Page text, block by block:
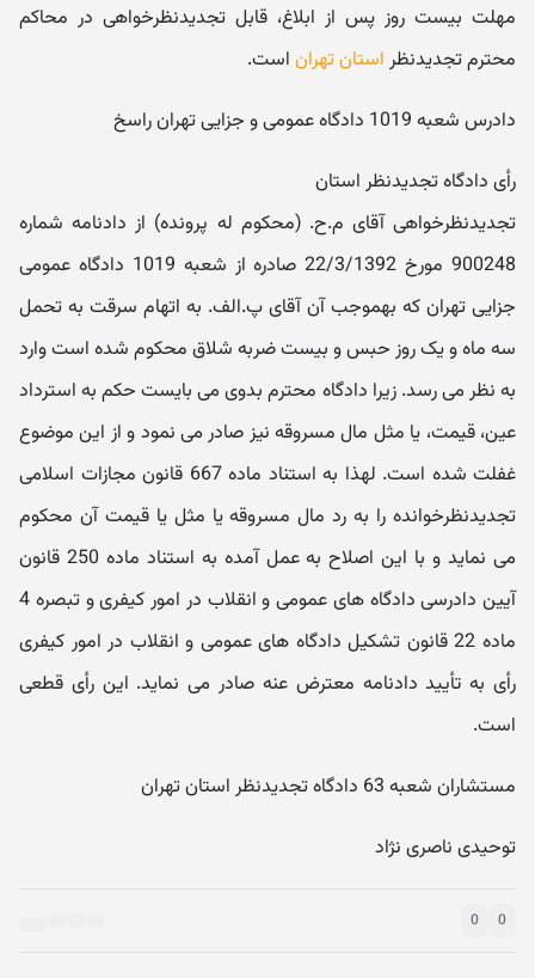
مهلت بیست روز پس از ابلاغ، قابل تجدیدنظرخواهی در محاکم
محترم تجدیدنظر استان تهران است.
دادرس شعبه 1019 دادگاه عمومی و جزایی تهران راسخ
رأی دادگاه تجدیدنظر استان
تجدیدنظرخواهی آقای م.ح. (محکوم له پرونده) از دادنامه شماره
900248 مورخ 22/3/1392 صادره از شعبه 1019 دادگاه عمومی
جزایی تهران که بهموجب آن آقای پ.الف. به اتهام سرقت به تحمل
سه ماه و یک روز حبس و بیست ضربه شلاق محکوم شده است وارد
به نظر می رسد. زیرا دادگاه محترم بدوی می بایست حکم به استرداد
عین، قیمت، یا مثل مال مسروقه نیز صادر می نمود و از این موضوع
غفلت شده است. لهذا به استناد ماده 667 قانون مجازات اسلامی
تجدیدنظرخوانده را به رد مال مسروقه یا مثل یا قیمت آن محکوم
می نماید و با این اصلاح به عمل آمده به استناد ماده 250 قانون
آیین دادرسی دادگاه های عمومی و انقلاب در امور کیفری و تبصره 4
ماده 22 قانون تشکیل دادگاه های عمومی و انقلاب در امور کیفری
رأی به تأیید دادنامه معترض عنه صادر می نماید. این رأی قطعی
است.
مستشاران شعبه 63 دادگاه تجدیدنظر استان تهران
توحیدی ناصری نژاد
0
0